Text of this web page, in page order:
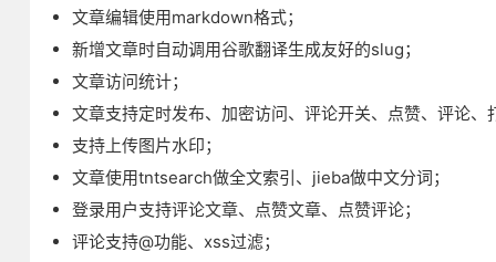
文章编辑使用markdown格式；
新增文章时自动调用谷歌翻译生成友好的slug；
文章访问统计；
文章支持定时发布、加密访问、评论开关、点赞、评论、
支持上传图片水印；
文章使用tntsearch做全文索引、jieba做中文分词；
登录用户支持评论文章、点赞文章、点赞评论；
评论支持@功能、xss过滤；